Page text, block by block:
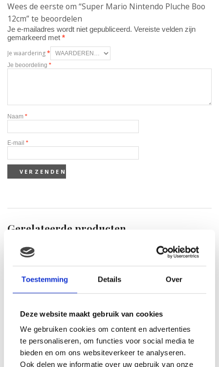
Toestemming Details Over
Deze website maakt gebruik van cookies
We gebruiken cookies om content en advertenties
te personaliseren, om functies voor social media te
bieden en om ons websiteverkeer te analyseren.
Ook delen we informatie over uw gebruik van onze
Wees de eerste om “Super Mario Nintendo Pluche Boo
12cm” te beoordelen
Je e-mailadres wordt niet gepubliceerd. Vereiste velden zijn
gemarkeerd met *
Je waardering*
Je beoordeling *
Naam *
E-mail *
Gerelateerde producten
ZEELEEUW MET BEANS
(27CM)
€8.99